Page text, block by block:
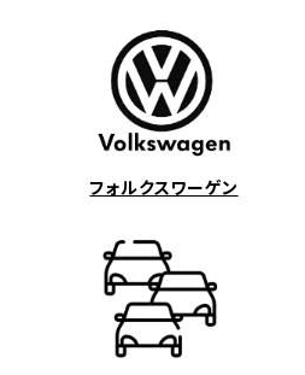
フォルクスワーゲン